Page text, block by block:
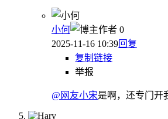
小何 作者 0
2025-11-16 10:39回复
复制链接
举报
@网友小宋是啊，还专门开